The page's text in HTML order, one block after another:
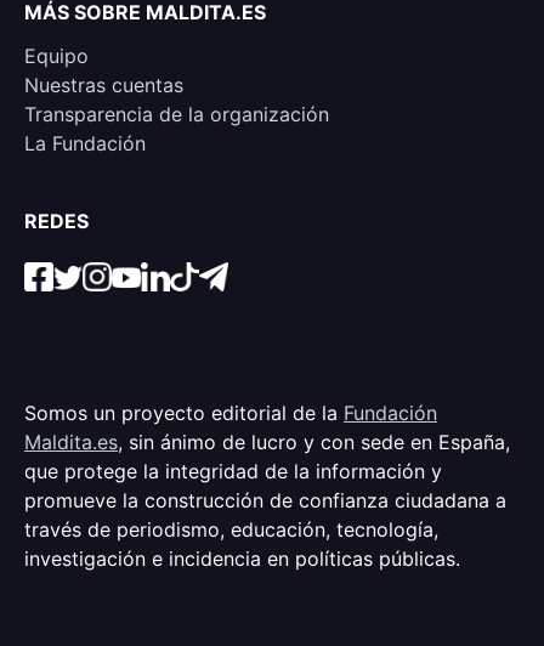
MÁS SOBRE MALDITA.ES
Equipo
Nuestras cuentas
Transparencia de la organización
La Fundación
REDES
Somos un proyecto editorial de la Fundación
Maldita.es, sin ánimo de lucro y con sede en España,
que protege la integridad de la información y
promueve la construcción de confianza ciudadana a
través de periodismo, educación, tecnología,
investigación e incidencia en políticas públicas.